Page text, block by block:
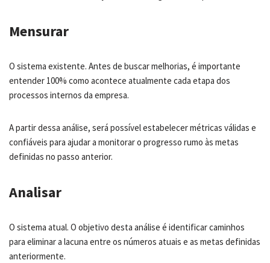
Mensurar
O sistema existente. Antes de buscar melhorias, é importante
entender 100% como acontece atualmente cada etapa dos
processos internos da empresa.
A partir dessa análise, será possível estabelecer métricas válidas e
confiáveis para ajudar a monitorar o progresso rumo às metas
definidas no passo anterior.
Analisar
O sistema atual. O objetivo desta análise é identificar caminhos
para eliminar a lacuna entre os números atuais e as metas definidas
anteriormente.